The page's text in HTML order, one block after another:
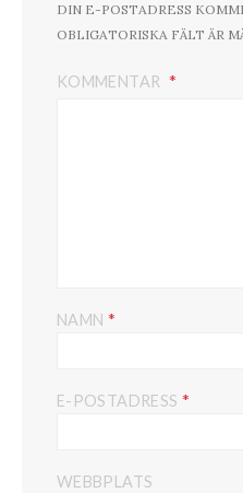
DIN E-POSTADRESS
OBLIGATORISKA FÄLT ÄR
KOMMENTAR
NAMN *
E-POSTADRESS *
WEBBPLATS